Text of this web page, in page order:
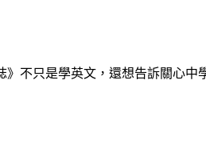
》不只是學英文，還想告訴關心